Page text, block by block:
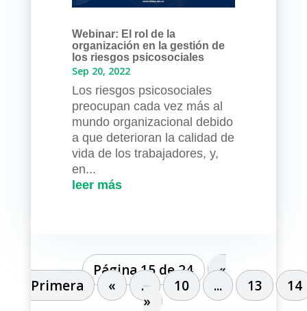
Webinar: El rol de la
organización en la gestión de
los riesgos psicosociales
Sep 20, 2022
Los riesgos psicosociales
preocupan cada vez más al
mundo organizacional debido
a que deterioran la calidad de
vida de los trabajadores, y,
en...
leer más
Página 15 de 24
«
Primera
« ... 10 ... 13
14
»